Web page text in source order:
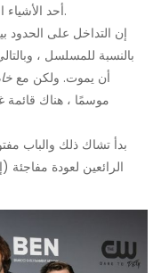
أحد الأشياء الجيدة في المسلسل هو إعادة الوجوه القديمة.
إن التداخل على الحدود
بالنسبة للمسلسل ،
أن يموت. ولكن مع
موسمًا ، هناك
بدأ تشاك ذلك والباب
الرائعين لعودة